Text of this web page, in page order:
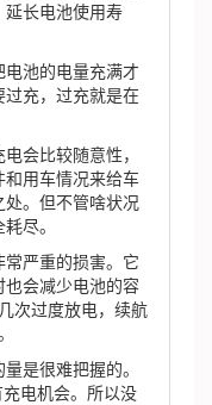
延长电池使用寿
池的电量充满才
过充，过充就是在
会比较随意性，
和用车情况来给车
处。但不管啥状况
尽。
严重的损害。它
也会减少电池的容
次过度放电，续航
是很难把握的。
电机会。所以没